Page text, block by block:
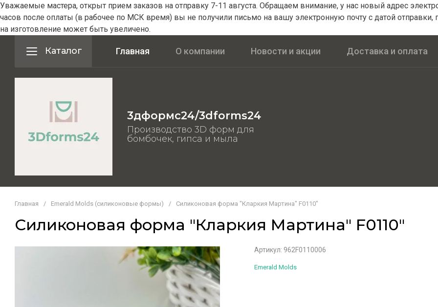
Уважаемые мастера, открыт прием заказов на отправку 7-11 августа. Обращаем внимание, у нас новый адрес
часов после оплаты (в рабочее по МСК время) вы не получили письмо на вашу электронную почту с датой
на изготовление может быть увеличено.
Каталог Главная О компании Новости и акции Доставка и оплата
3дформс24/3dforms24
Производство 3D форм для
бомбочек, гипса и мыла
Главная / Emerald Molds (силиконовые формы) / Силиконовая форма "Кларкия Мартина" F0110"
Силиконовая форма "Кларкия Мартина" F0110"
Артикул: 962F0110006
Emerald Molds